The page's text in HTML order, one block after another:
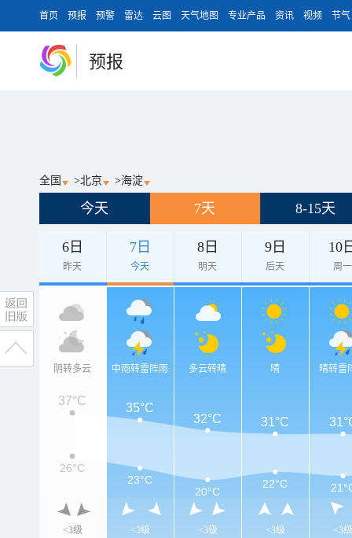
首页 预报 预警 雷达 云图 天气地图 专业产品 资讯 视频 节气
预报
全国 >北京 >海淀
今天 7天 8-15天
6日
昨天
7日
今天
8日
明天
9日
后天
10
周一
阴转多云
<3级
中雨转雷阵雨
<3级
多云转晴
<3级
晴
<3级
晴转雷
<3级
37°C
35°C
32°C 31°C
26°C
23°C
20°C
22°C